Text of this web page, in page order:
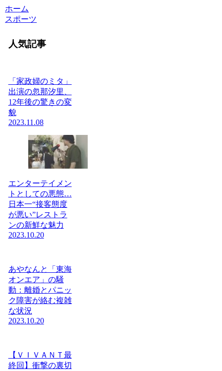
ホーム
スポーツ
人気記事
「家政婦のミタ」
出演の忽那汐里、
12年後の驚きの変
貌
2023.11.08
エンターテイメン
トとしての悪態…
日本一“接客態度
が悪い”レストラ
ンの新鮮な魅力
2023.10.20
あやなんと「東海
オンエア」の騒
動：離婚とパニッ
ク障害が絡む複雑
な状況
2023.10.20
【ＶＩＶＡＮＴ最
終回】衝撃の裏切